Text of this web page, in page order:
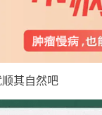
其自然吧